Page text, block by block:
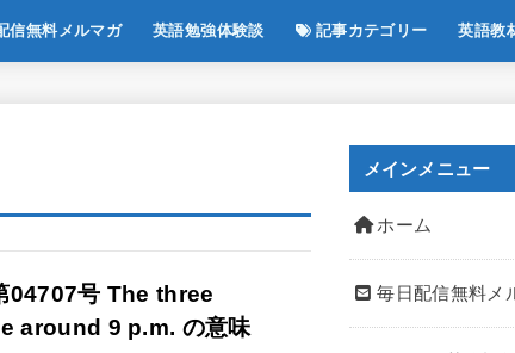
信無料メルマガ 英語勉強体験談 記事カテゴリー 英語教
04707号 The three
around 9 p.m. の意味
メインメニュー
ホーム
毎日配信無料メ